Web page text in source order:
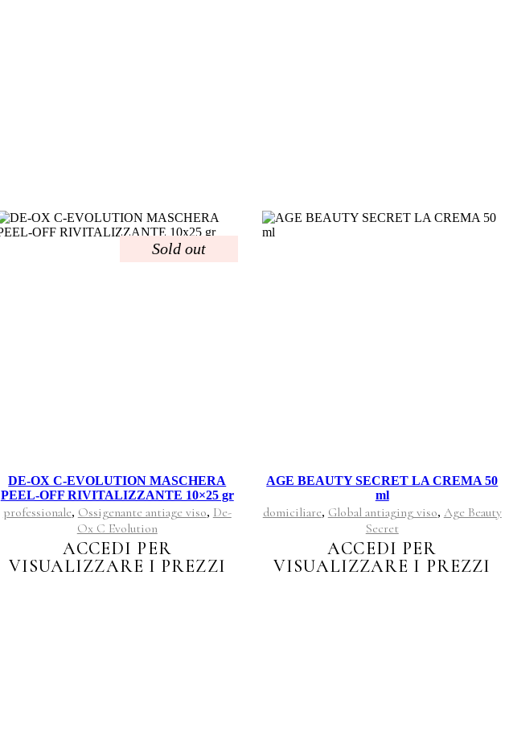
Sold out
DE-OX C-EVOLUTION MASCHERA
PEEL-OFF RIVITALIZZANTE 10×25 gr
professionale, Ossigenante antiage viso, De-
Ox C Evolution
ACCEDI PER
VISUALIZZARE I PREZZI
AGE BEAUTY SECRET LA CREMA 50
ml
domiciliare, Global antiaging viso, Age Beauty
Secret
ACCEDI PER
VISUALIZZARE I PREZZI